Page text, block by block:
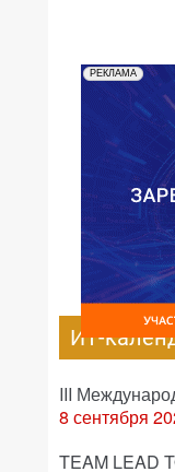
РЕКЛАМА
ИТ-
III
8 сентября
TEAM LEAD